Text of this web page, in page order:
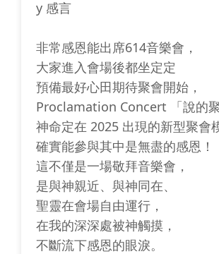
y 感言
非常感恩能出席614音樂會，
大家進入會場後都坐定定
預備最好心田期待聚會開始，
Proclamation Concert 「說的
神命定在 2025 出現的新型聚會
確實能參與其中是無盡的感恩！
這不僅是一場敬拜音樂會，
是與神親近、與神同在、
聖靈在會場自由運行，
在我的深深處被神觸摸，
不斷流下感恩的眼淚。